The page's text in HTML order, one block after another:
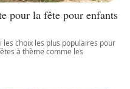
pour la fête pour enfants
choix les plus populaires pour
à thème comme les